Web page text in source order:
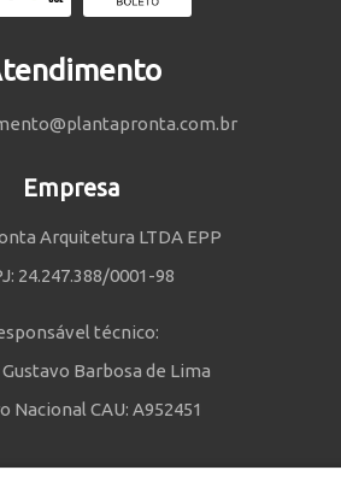
Empresa
Arquitetura LTDA EPP
24.247.388/0001-98
técnico:
Barbosa de Lima
Nacional CAU: A952451